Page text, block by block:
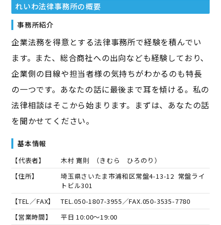
れいわ法律事務所の概要
事務所紹介
企業法務を得意とする法律事務所で経験を積んでい
ます。また、総合商社への出向なども経験しており、
企業側の目線や担当者様の気持ちがわかるのも特長
の一つです。あなたの話に最後まで耳を傾ける。私の
法律相談はそこから始まります。まずは、あなたの話
を聞かせてください。
基本情報
【代表者】 木村 寛則 （きむら ひろのり ）
【住所】
埼玉県さいたま市浦和区常盤4-13-12 常盤ライ
トビル301
【TEL／FAX】
TEL.050-1807-3955／FAX.050-3535-7780
【営業時間】
平日 10:00～19:00